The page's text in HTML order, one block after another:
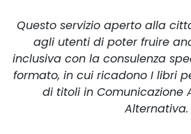
Questo servizio aperto alla
agli utenti di poter fruire
inclusiva con la consulenza
formato, in cui ricadono I libri
di titoli in Comunicazione
Alternativa.